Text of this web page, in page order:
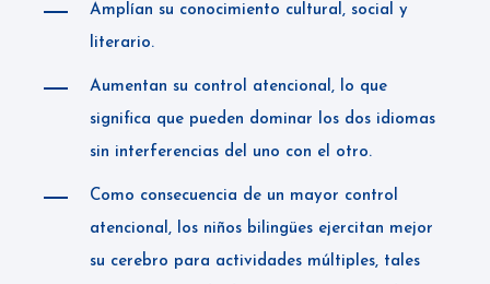
Amplían su conocimiento cultural, social y
literario.
Aumentan su control atencional, lo que
significa que pueden dominar los dos idiomas
sin interferencias del uno con el otro.
Como consecuencia de un mayor control
atencional, los niños bilingües ejercitan mejor
su cerebro para actividades múltiples, tales